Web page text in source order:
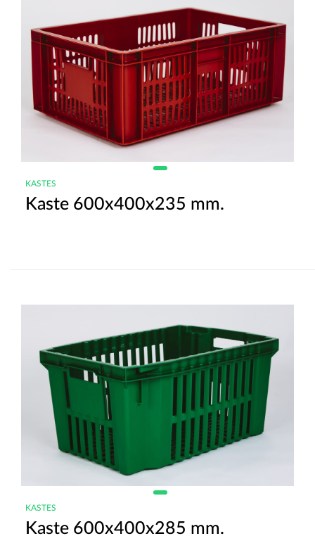
KASTES
Kaste 600x400x235 mm.
KASTES
Kaste 600x400x285 mm.